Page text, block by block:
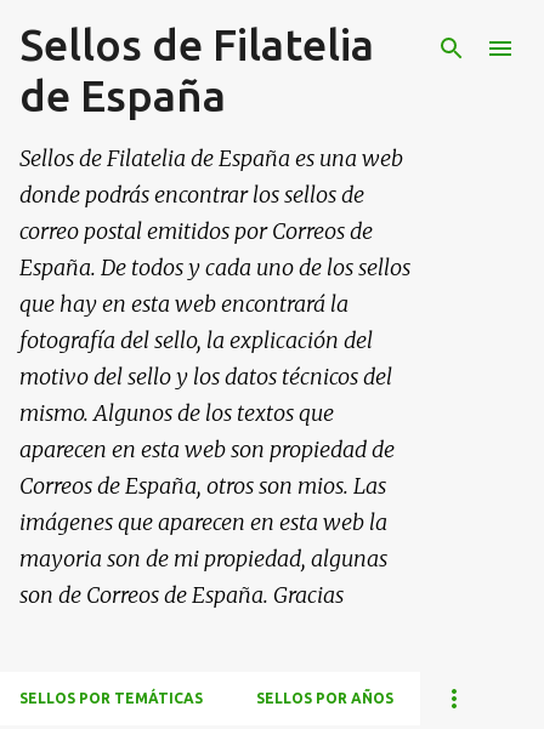
Ir al contenido principal
Sellos de Filatelia
de España
Sellos de Filatelia de España es una web
donde podrás encontrar los sellos de
correo postal emitidos por Correos de
España. De todos y cada uno de los sellos
que hay en esta web encontrará la
fotografía del sello, la explicación del
motivo del sello y los datos técnicos del
mismo. Algunos de los textos que
aparecen en esta web son propiedad de
Correos de España, otros son mios. Las
imágenes que aparecen en esta web la
mayoria son de mi propiedad, algunas
son de Correos de España. Gracias
SELLOS POR TEMÁTICAS SELLOS POR AÑOS